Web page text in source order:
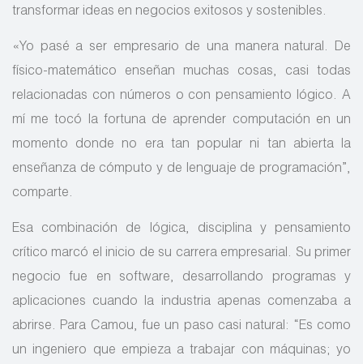
transformar ideas en negocios exitosos y sostenibles.
«Yo pasé a ser empresario de una manera natural. De
físico-matemático enseñan muchas cosas, casi todas
relacionadas con números o con pensamiento lógico. A
mí me tocó la fortuna de aprender computación en un
momento donde no era tan popular ni tan abierta la
enseñanza de cómputo y de lenguaje de programación”,
comparte.
Esa combinación de lógica, disciplina y pensamiento
crítico marcó el inicio de su carrera empresarial. Su primer
negocio fue en software, desarrollando programas y
aplicaciones cuando la industria apenas comenzaba a
abrirse. Para Camou, fue un paso casi natural: “Es como
un ingeniero que empieza a trabajar con máquinas; yo